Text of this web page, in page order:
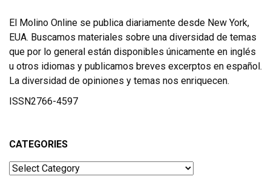
El Molino Online se publica diariamente desde New York,
EUA. Buscamos materiales sobre una diversidad de temas
que por lo general están disponibles únicamente en inglés
u otros idiomas y publicamos breves excerptos en español.
La diversidad de opiniones y temas nos enriquecen.
ISSN2766-4597
CATEGORIES
Categories